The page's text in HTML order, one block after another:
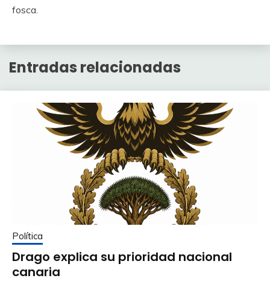
fosca.
Entradas relacionadas
Política
Drago explica su prioridad nacional
canaria